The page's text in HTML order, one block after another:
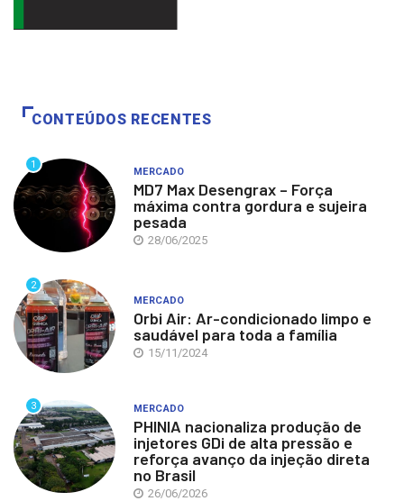
CONTEÚDOS RECENTES
1
MERCADO
MD7 Max Desengrax – Força
máxima contra gordura e sujeira
pesada
28/06/2025
2
MERCADO
Orbi Air: Ar-condicionado limpo e
saudável para toda a família
15/11/2024
3 MERCADO
PHINIA nacionaliza produção de
injetores GDi de alta pressão e
reforça avanço da injeção direta
no Brasil
26/06/2026